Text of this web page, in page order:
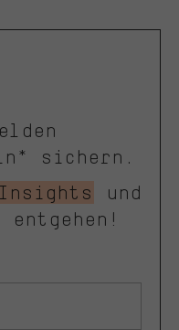
sichern.
Insights
und